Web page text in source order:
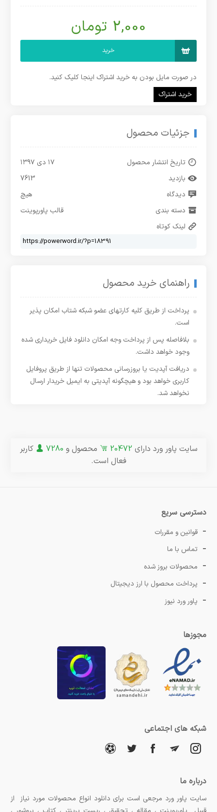
2,000 تومان
خرید
در صورت مایل بودن به خرید اشتراک اینجا کلیک کنید.
خرید اشتراک
جزئیات محصول
تاریخ انتشار محصول
۱۷ دی ۱۳۹۷
بازدید
7613
دیدگاه
هیچ
دسته بندی
قالب پاورپوینت
لینک کوتاه
راهنمای خرید محصول
پرداخت از طریق کلیه کارتهای عضو شبکه شتاب امکان پذیر
است.
بلافاصله پس از پرداخت وجه امکان دانلود فایل خریداری شده
وجود خواهد داشت.
دریافت آپدیت یا بروزرسانی محصولات تنها از طریق پروفایل
کاربری خواهد بود و هیچگونه آپدیتی به ایمیل خریدار ارسال
نخواهد شد.
سایت پاور ورد دارای 20472 محصول و 7280
کاربر
فعال است.
دسترسی سریع
قوانین و مقررات
تماس با ما
محصولات بروز شده
پرداخت محصول با ارز دیجیتال
پاور ورد نیوز
مجوزها
شبکه های اجتماعی
درباره ما
سایت پاور ورد مرجعی است برای دانلود انواع محصولات مورد نیاز از